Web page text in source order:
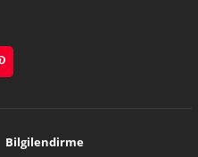
Bilgilendirme